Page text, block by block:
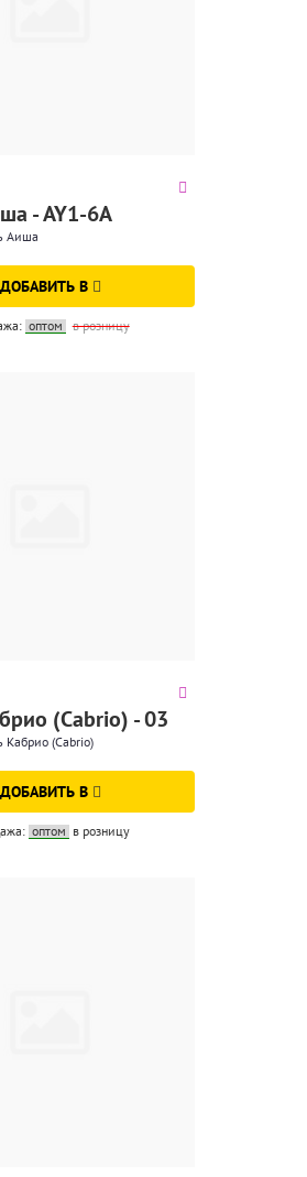
- AY1-6A
Аиша
ДОБАВИТЬ В
оптом в розницу
(Cabrio) - 03
Кабрио (Cabrio)
ДОБАВИТЬ В
оптом в розницу